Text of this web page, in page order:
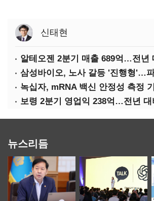
신태현
알테오젠 2분기 매출 689억…전년
삼성바이오, 노사 갈등 '진행형'…
녹십자, mRNA 백신 안정성 측정
보령 2분기 영업익 238억…전년 대
뉴스리듬